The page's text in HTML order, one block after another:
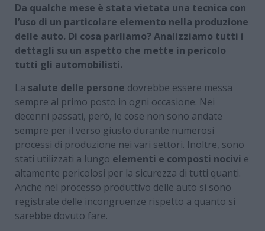
Da qualche mese è stata vietata una tecnica con
l’uso di un particolare elemento nella produzione
delle auto. Di cosa parliamo? Analizziamo tutti i
dettagli su un aspetto che mette in pericolo
tutti gli automobilisti.
La salute delle persone dovrebbe essere messa
sempre al primo posto in ogni occasione. Nei
decenni passati, però, le cose non sono andate
sempre per il verso giusto durante numerosi
processi di produzione nei vari settori. Inoltre, sono
stati utilizzati a lungo elementi e composti nocivi e
altamente pericolosi per la sicurezza di tutti quanti.
Anche nel processo produttivo delle auto si sono
registrate delle incongruenze rispetto a quanto si
sarebbe dovuto fare.